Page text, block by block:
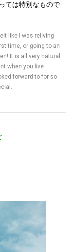
ては特別なもので
like I was reliving
time, or going to an
It is all very natural
when you live
forward to for so